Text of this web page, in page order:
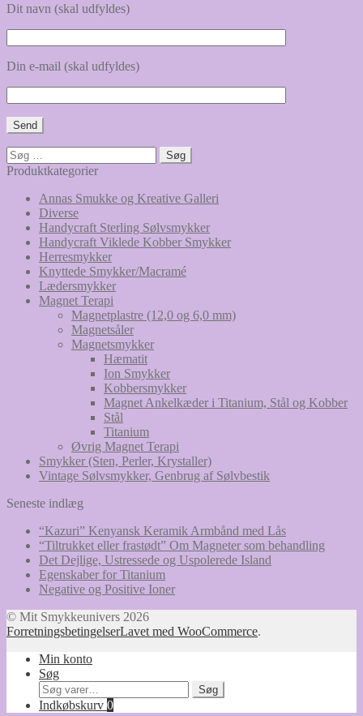
Dit navn (skal udfyldes)
Din e-mail (skal udfyldes)
Søg
efter:
Produktkategorier
Annas Smukke og Kreative Galleri
Diverse
Handycraft Sterling Sølvsmykker
Handycraft Viklede Kobber Smykker
Herresmykker
Knyttede Smykker/Macramé
Lædersmykker
Magnet Terapi
Magnetplastre (12,0 og 6,0 mm)
Magnetsåler
Magnetsmykker
Hæmatit
Ion Smykker
Kobbersmykker
Magnet Ankelkæder i Titanium, Stål og Kobber
Stål
Titanium
Øvrig Magnet Terapi
Smykker (Sten, Perler, Krystaller)
Vintage Sølvsmykker, Genbrug af Sølvbestik
Seneste indlæg
“Kazuri” Kenyansk Keramik Armbånd med Lås
“Tiltrukket eller frastødt” Om Magneter som behandling
Det Dejlige, Ustressede og Uspolerede Island
Egenskaber for Titanium
Negative og Positive Ioner
© Mit Smykkeunivers 2026
ForretningsbetingelserLavet med WooCommerce.
Min konto
Søg
Søg
efter:
Søg
Indkøbskurv 0